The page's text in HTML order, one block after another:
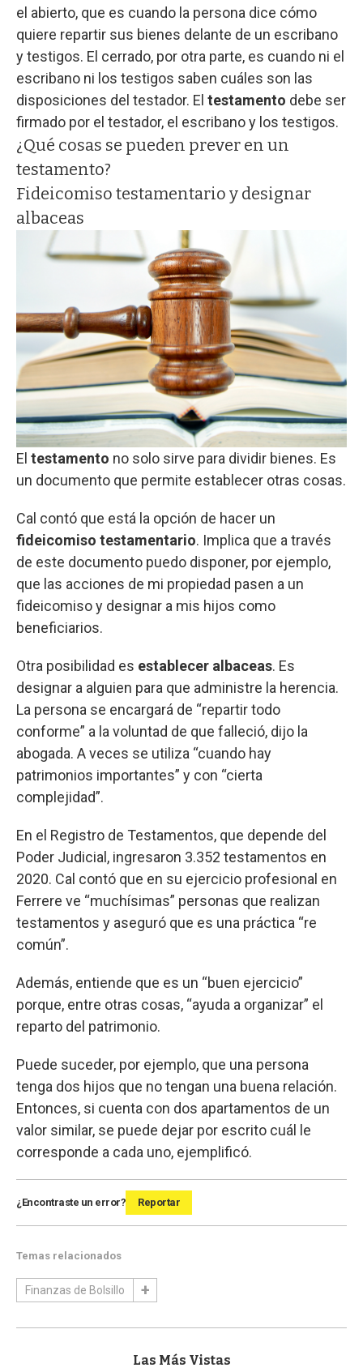
el abierto, que es cuando la persona dice cómo
quiere repartir sus bienes delante de un escribano
y testigos. El cerrado, por otra parte, es cuando ni el
escribano ni los testigos saben cuáles son las
disposiciones del testador. El testamento debe ser
firmado por el testador, el escribano y los testigos.
¿Qué cosas se pueden prever en un
testamento?
Fideicomiso testamentario y designar
albaceas
El testamento no solo sirve para dividir bienes. Es
un documento que permite establecer otras cosas.
Cal contó que está la opción de hacer un
fideicomiso testamentario. Implica que a través
de este documento puedo disponer, por ejemplo,
que las acciones de mi propiedad pasen a un
fideicomiso y designar a mis hijos como
beneficiarios.
Otra posibilidad es establecer albaceas. Es
designar a alguien para que administre la herencia.
La persona se encargará de “repartir todo
conforme” a la voluntad de que falleció, dijo la
abogada. A veces se utiliza “cuando hay
patrimonios importantes” y con “cierta
complejidad”.
En el Registro de Testamentos, que depende del
Poder Judicial, ingresaron 3.352 testamentos en
2020. Cal contó que en su ejercicio profesional en
Ferrere ve “muchísimas” personas que realizan
testamentos y aseguró que es una práctica “re
común”.
Además, entiende que es un “buen ejercicio”
porque, entre otras cosas, “ayuda a organizar” el
reparto del patrimonio.
Puede suceder, por ejemplo, que una persona
tenga dos hijos que no tengan una buena relación.
Entonces, si cuenta con dos apartamentos de un
valor similar, se puede dejar por escrito cuál le
corresponde a cada uno, ejemplificó.
¿Encontraste un error? Reportar
Temas relacionados
Finanzas de Bolsillo
Las Más Vistas